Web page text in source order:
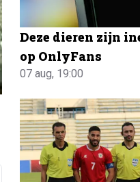
Deze dieren zijn
op OnlyFans
07 aug, 19:00